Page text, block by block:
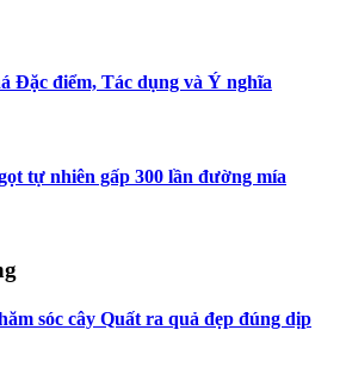
Đặc điểm, Tác dụng và Ý nghĩa
tự nhiên gấp 300 lần đường mía
sóc cây Quất ra quả đẹp đúng dịp